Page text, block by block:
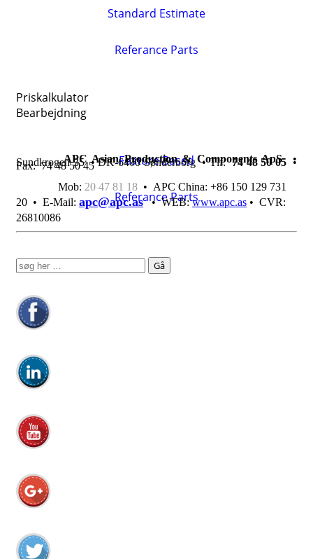
Standard Estimate
Referance Parts
Priskalkulator
Bearbejdning
Feature Based
Referance Parts
APC Asian Production & Components ApS•
Sundkrogen 35 • DK-6400 Sønderborg • Tlf:74 48 50 05•
Fax: 74 48 50 45
Mob: 20 47 81 18 • APC China: +86 150 129 731
20 • E-Mail: apc@apc.as• WEB:www.apc.as • CVR:
26810086
Søg